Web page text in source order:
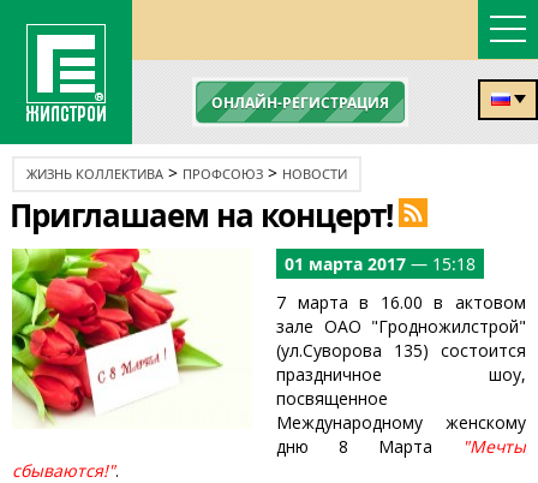
ОНЛАЙН-РЕГИСТРАЦИЯ
ЖИЗНЬ КОЛЛЕКТИВА > ПРОФСОЮЗ > НОВОСТИ
Приглашаем на концерт!
01 марта 2017 — 15:18
7 марта в 16.00 в актовом
зале ОАО "Гродножилстрой"
(ул.Суворова 135) состоится
праздничное шоу,
посвященное
Международному женскому
дню 8 Марта
"Мечты
сбываются!".